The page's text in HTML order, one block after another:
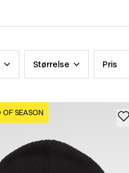
Størrelse Pris
OF SEASON